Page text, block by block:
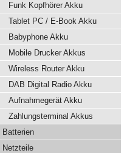
Funk Kopfhörer Akku
Tablet PC / E-Book Akku
Babyphone Akku
Mobile Drucker Akkus
Wireless Router Akku
DAB Digital Radio Akku
Aufnahmegerät Akku
Zahlungsterminal Akkus
Batterien
Netzteile